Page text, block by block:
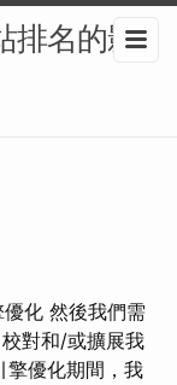
排名的影
化 然後我們需
對和/或擴展我
擎優化期間，我